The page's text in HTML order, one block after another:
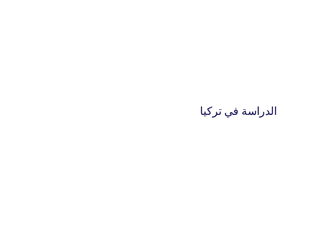
الدراسة في تركيا